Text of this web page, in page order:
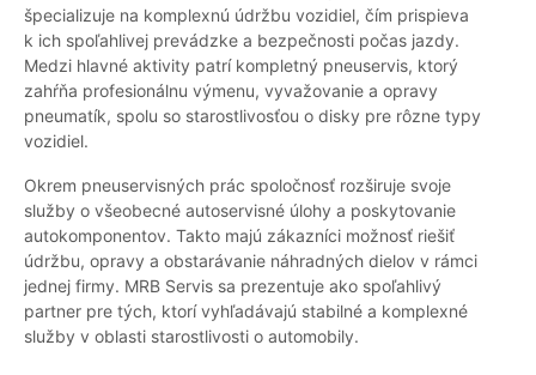
špecializuje na komplexnú údržbu vozidiel, čím prispieva
k ich spoľahlivej prevádzke a bezpečnosti počas jazdy.
Medzi hlavné aktivity patrí kompletný pneuservis, ktorý
zahŕňa profesionálnu výmenu, vyvažovanie a opravy
pneumatík, spolu so starostlivosťou o disky pre rôzne typy
vozidiel.
Okrem pneuservisných prác spoločnosť rozširuje svoje
služby o všeobecné autoservisné úlohy a poskytovanie
autokomponentov. Takto majú zákazníci možnosť riešiť
údržbu, opravy a obstarávanie náhradných dielov v rámci
jednej firmy. MRB Servis sa prezentuje ako spoľahlivý
partner pre tých, ktorí vyhľadávajú stabilné a komplexné
služby v oblasti starostlivosti o automobily.